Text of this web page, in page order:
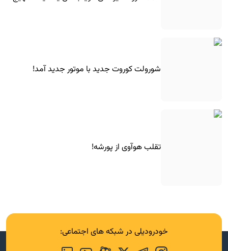
شورولت کوروت جدید با موتور جدید آمد!
تقلب هوآوی از پورشه!
خودرودیلی در شبکه های اجتماعی: